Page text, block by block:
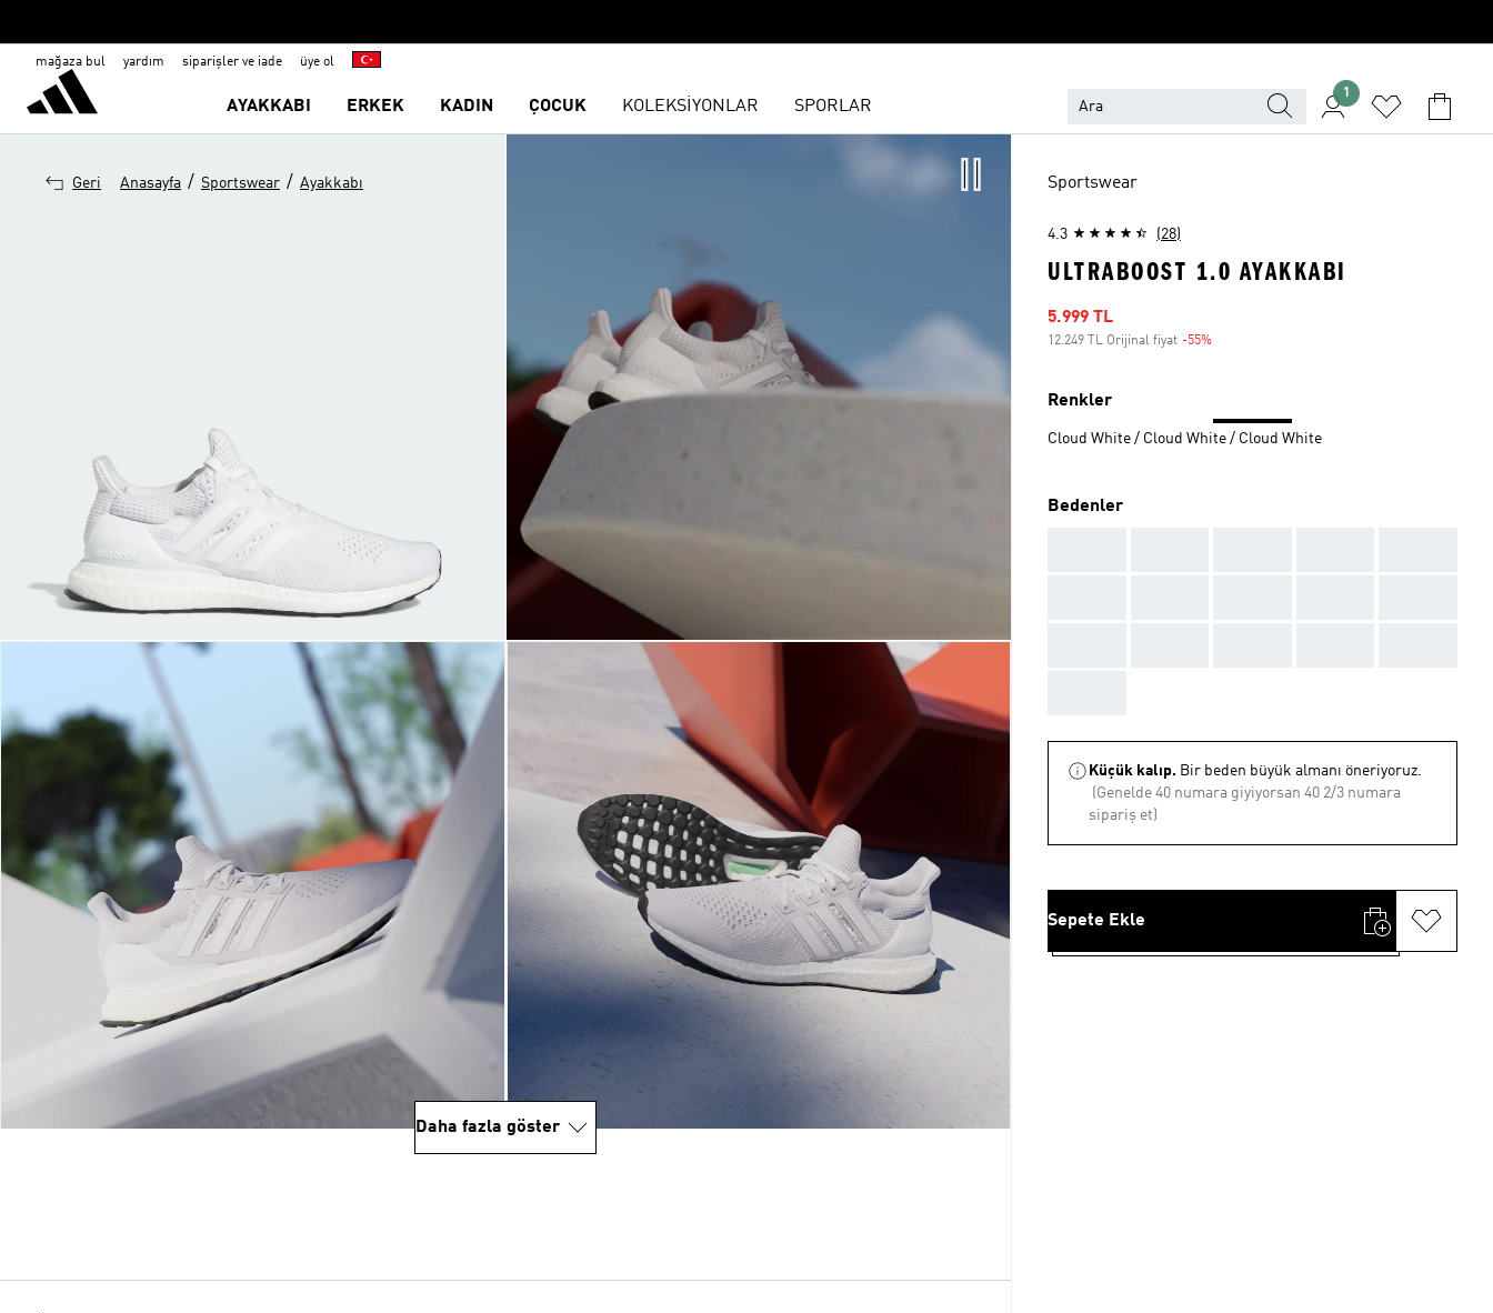
mağaza bul yardım siparişler ve iade üye ol
AYAKKABI ERKEK KADIN ÇOCUK KOLEKSİYONLAR SPORLAR
1
Geri Anasayfa / Sportswear / Ayakkabı
Daha fazla göster
Sportswear
4.3 (28)
ULTRABOOST 1.0 AYAKKABI
İndirimli fiyat
5.999 TL
12.249 TL Orijinal fiyat -55%
Renkler
Cloud White / Cloud White / Cloud White
Bedenler
Küçük kalıp. Bir beden büyük almanı öneriyoruz.
(Genelde 40 numara giyiyorsan 40 2/3 numara
sipariş et)
Sepete Ekle